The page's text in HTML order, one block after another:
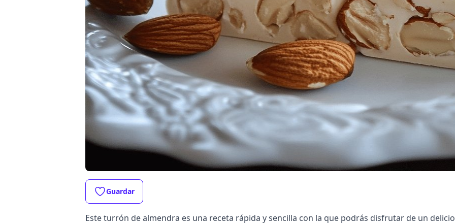
Guardar
Este turrón de almendra es una receta rápida y sencilla con la que podrás disfrutar de un